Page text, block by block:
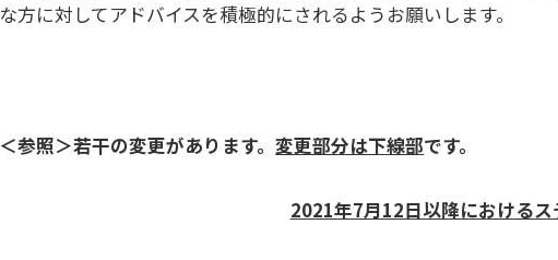
な方に対してアドバイスを積極的にされるようお願いします。
＜参照＞若干の変更があります。変更部分は下線部です。
2021年7月12日以降における